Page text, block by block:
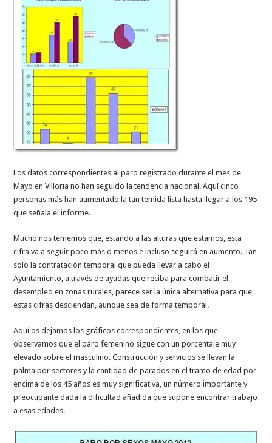
Los datos correspondientes al paro registrado durante el mes de
Mayo en Villoria no han seguido la tendencia nacional. Aquí cinco
personas más han aumentado la tan temida lista hasta llegar a los 195
que señala el informe.
Mucho nos tememos que, estando a las alturas que estamos, esta
cifra va a seguir poco más o menos e incluso seguirá en aumento. Tan
solo la contratación temporal que pueda llevar a cabo el
Ayuntamiento, a través de ayudas que reciba para combatir el
desempleo en zonas rurales, parece ser la única alternativa para que
estas cifras desciendan, aunque sea de forma temporal.
Aquí os dejamos los gráficos correspondientes, en los que
observamos que el paro femenino sigue con un porcentaje muy
elevado sobre el masculino. Construcción y servicios se llevan la
palma por sectores y la cantidad de parados en el tramo de edad por
encima de los 45 años es muy significativa, un número importante y
preocupante dada la dificultad añadida que supone encontrar trabajo
a esas edades.